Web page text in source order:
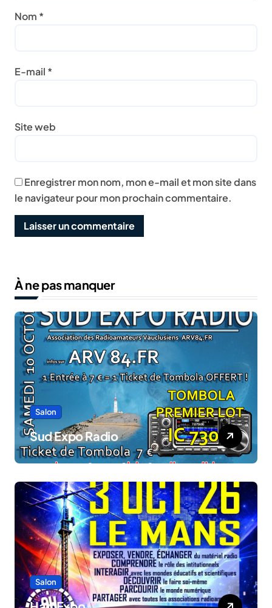
Nom *
E-mail *
Site web
Enregistrer mon nom, mon e-mail et mon site dans
le navigateur pour mon prochain commentaire.
À ne pas manquer
Salon
Sud Expo Radio
Salon